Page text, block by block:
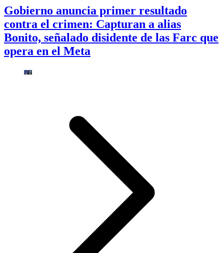
Gobierno anuncia primer resultado
contra el crimen: Capturan a alias
Bonito, señalado disidente de las Farc que
opera en el Meta